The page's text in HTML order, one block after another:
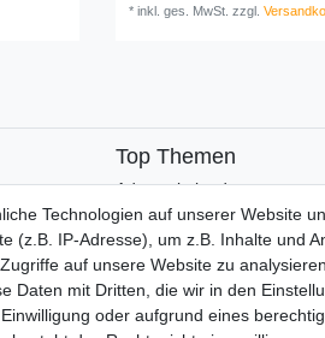
*inkl. ges. MwSt. zzgl.
Top Themen
Adventskalender
Technologien auf unserer Website
(z.B. IP-Adresse), um z.B. Inhalte und
auf unsere Website zu
Daten mit Dritten, die wir in den
oder aufgrund eines